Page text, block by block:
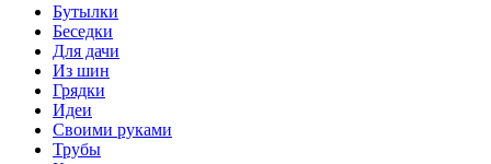
Бутылки
Беседки
Для дачи
Из шин
Грядки
Идеи
Своими руками
Трубы